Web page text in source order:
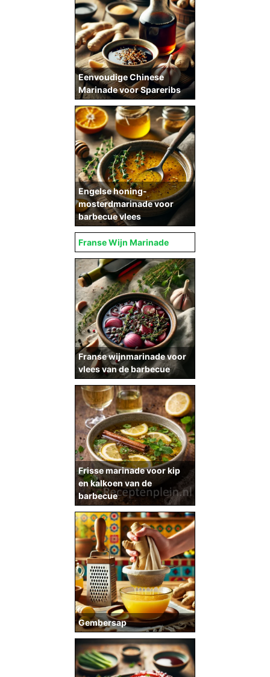
Eenvoudige Chinese
Marinade voor Spareribs
Engelse honing-
mosterdmarinade voor
barbecue vlees
Franse Wijn Marinade
Franse wijnmarinade voor
vlees van de barbecue
Frisse marinade voor kip
en kalkoen van de
barbecue
Gembersap